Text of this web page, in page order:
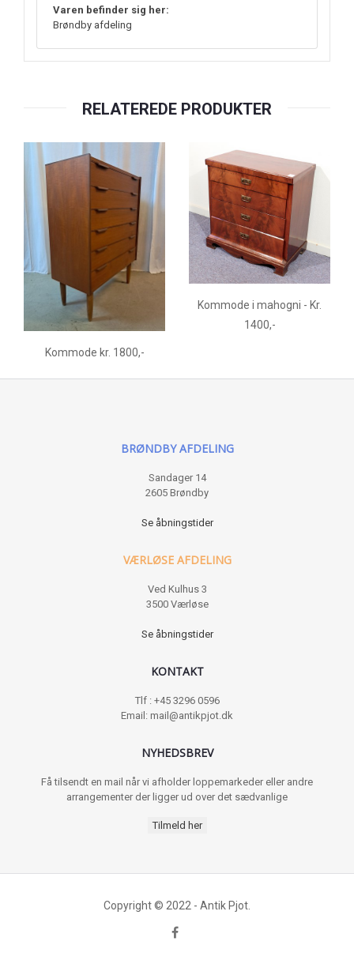
Varen befinder sig her:
Brøndby afdeling
RELATEREDE PRODUKTER
Kommode kr. 1800,-
Kommode i mahogni - Kr.
1400,-
BRØNDBY AFDELING
Sandager 14
2605 Brøndby
Se åbningstider
VÆRLØSE AFDELING
Ved Kulhus 3
3500 Værløse
Se åbningstider
KONTAKT
Tlf : +45 3296 0596
Email: mail@antikpjot.dk
NYHEDSBREV
Få tilsendt en mail når vi afholder loppemarkeder eller andre
arrangementer der ligger ud over det sædvanlige
Tilmeld her
Copyright © 2022 - Antik Pjot.